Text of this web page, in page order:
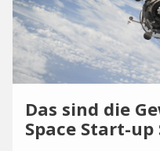
Das sind die
Space Start-